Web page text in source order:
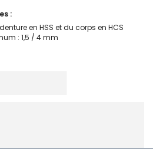
:
en HSS et du corps en HCS
: 1,5 / 4 mm